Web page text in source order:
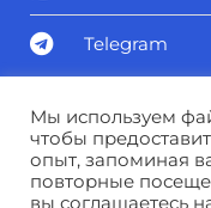
Telegram
Политика
Соглашение
Мы используем
чтобы
опыт, запоминая
повторные
вы соглашаетесь